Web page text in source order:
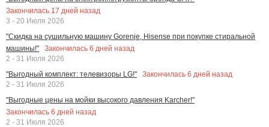
Закончилась 17 дней назад
3 - 20 Июля 2026
"Скидка на сушильную машину Gorenje, Hisense при покупке стиральной
машины!"
Закончилась 6 дней назад
2 - 31 Июля 2026
"Выгодный комплект: телевизоры LG!"
Закончилась 6 дней назад
2 - 31 Июля 2026
"Выгодные цены на мойки высокого давления Karcher!"
Закончилась 6 дней назад
2 - 31 Июля 2026